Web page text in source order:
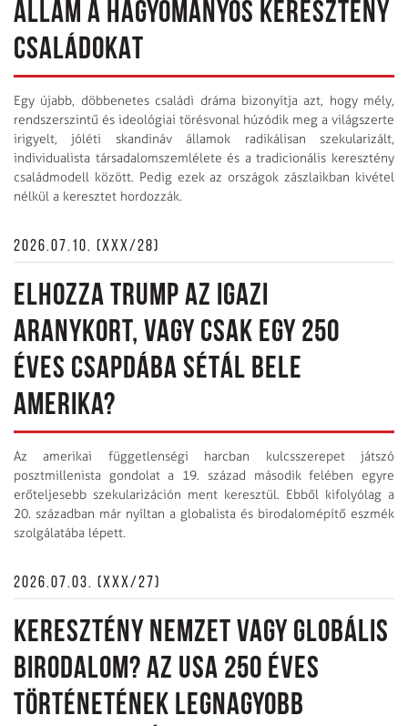
ÁLLAM A HAGYOMÁNYOS KERESZTÉNY
CSALÁDOKAT
Egy újabb, döbbenetes családi dráma bizonyítja azt, hogy mély,
rendszerszintű és ideológiai törésvonal húzódik meg a világszerte
irigyelt, jóléti skandináv államok radikálisan szekularizált,
individualista társadalomszemlélete és a tradicionális keresztény
családmodell között. Pedig ezek az országok zászlaikban kivétel
nélkül a keresztet hordozzák.
2026.07.10. (XXX/28)
ELHOZZA TRUMP AZ IGAZI
ARANYKORT, VAGY CSAK EGY 250
ÉVES CSAPDÁBA SÉTÁL BELE
AMERIKA?
Az amerikai függetlenségi harcban kulcsszerepet játszó
posztmillenista gondolat a 19. század második felében egyre
erőteljesebb szekularizáción ment keresztül. Ebből kifolyólag a
20. században már nyíltan a globalista és birodalomépítő eszmék
szolgálatába lépett.
2026.07.03. (XXX/27)
KERESZTÉNY NEMZET VAGY GLOBÁLIS
BIRODALOM? AZ USA 250 ÉVES
TÖRTÉNETÉNEK LEGNAGYOBB